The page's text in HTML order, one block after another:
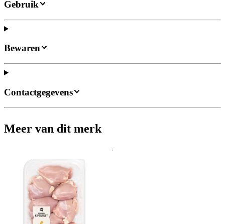
Gebruik
Bewaren
Contactgegevens
Meer van dit merk